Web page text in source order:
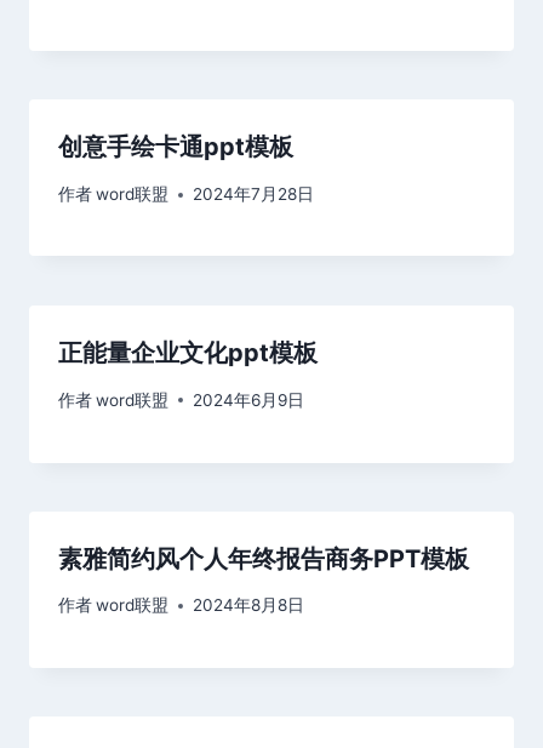
创意手绘卡通ppt模板
作者word联盟 2024年7月28日
正能量企业文化ppt模板
作者word联盟 2024年6月9日
素雅简约风个人年终报告商务PPT模板
作者word联盟 2024年8月8日